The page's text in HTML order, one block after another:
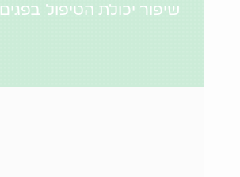
שיפור יכולת הטיפול בפגים